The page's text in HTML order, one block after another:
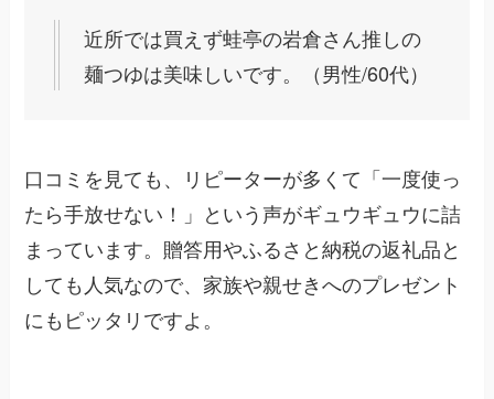
近所では買えず蛙亭の岩倉さん推しの
麺つゆは美味しいです。（男性/60代）
口コミを見ても、リピーターが多くて「一度使っ
たら手放せない！」という声がギュウギュウに詰
まっています。贈答用やふるさと納税の返礼品と
しても人気なので、家族や親せきへのプレゼント
にもピッタリですよ。